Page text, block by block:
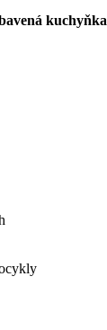
kuchyňka